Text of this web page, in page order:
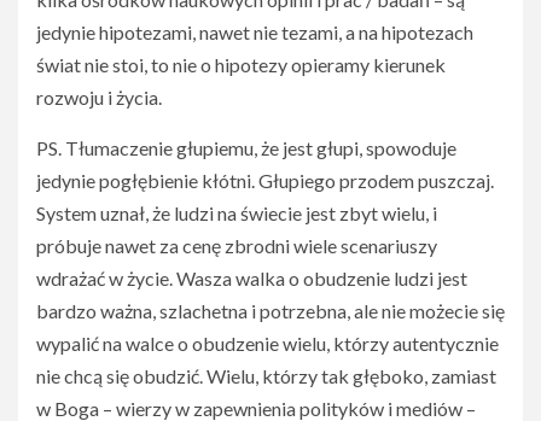
jedynie hipotezami, nawet nie tezami, a na hipotezach
świat nie stoi, to nie o hipotezy opieramy kierunek
rozwoju i życia.
PS. Tłumaczenie głupiemu, że jest głupi, spowoduje
jedynie pogłębienie kłótni. Głupiego przodem puszczaj.
System uznał, że ludzi na świecie jest zbyt wielu, i
próbuje nawet za cenę zbrodni wiele scenariuszy
wdrażać w życie. Wasza walka o obudzenie ludzi jest
bardzo ważna, szlachetna i potrzebna, ale nie możecie się
wypalić na walce o obudzenie wielu, którzy autentycznie
nie chcą się obudzić. Wielu, którzy tak głęboko, zamiast
w Boga – wierzy w zapewnienia polityków i mediów –